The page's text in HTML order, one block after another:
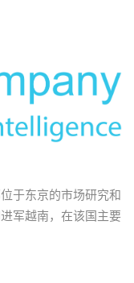
于东京的市场研究和
军越南，在该国主要